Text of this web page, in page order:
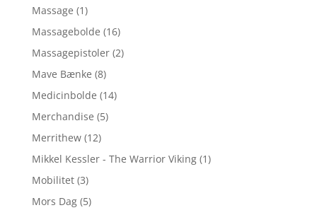
Massage (1)
Massagebolde (16)
Massagepistoler (2)
Mave Bænke (8)
Medicinbolde (14)
Merchandise (5)
Merrithew (12)
Mikkel Kessler - The Warrior Viking (1)
Mobilitet (3)
Mors Dag (5)